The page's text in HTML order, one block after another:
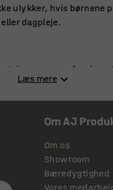
ulykker, hvis børnene
dagpleje.
og gerne af en
på. Det er derfor
i både børnehave
og størrelser.
Læs mere
Om AJ
Om os
Showroom
Bæredygtighed
Vores